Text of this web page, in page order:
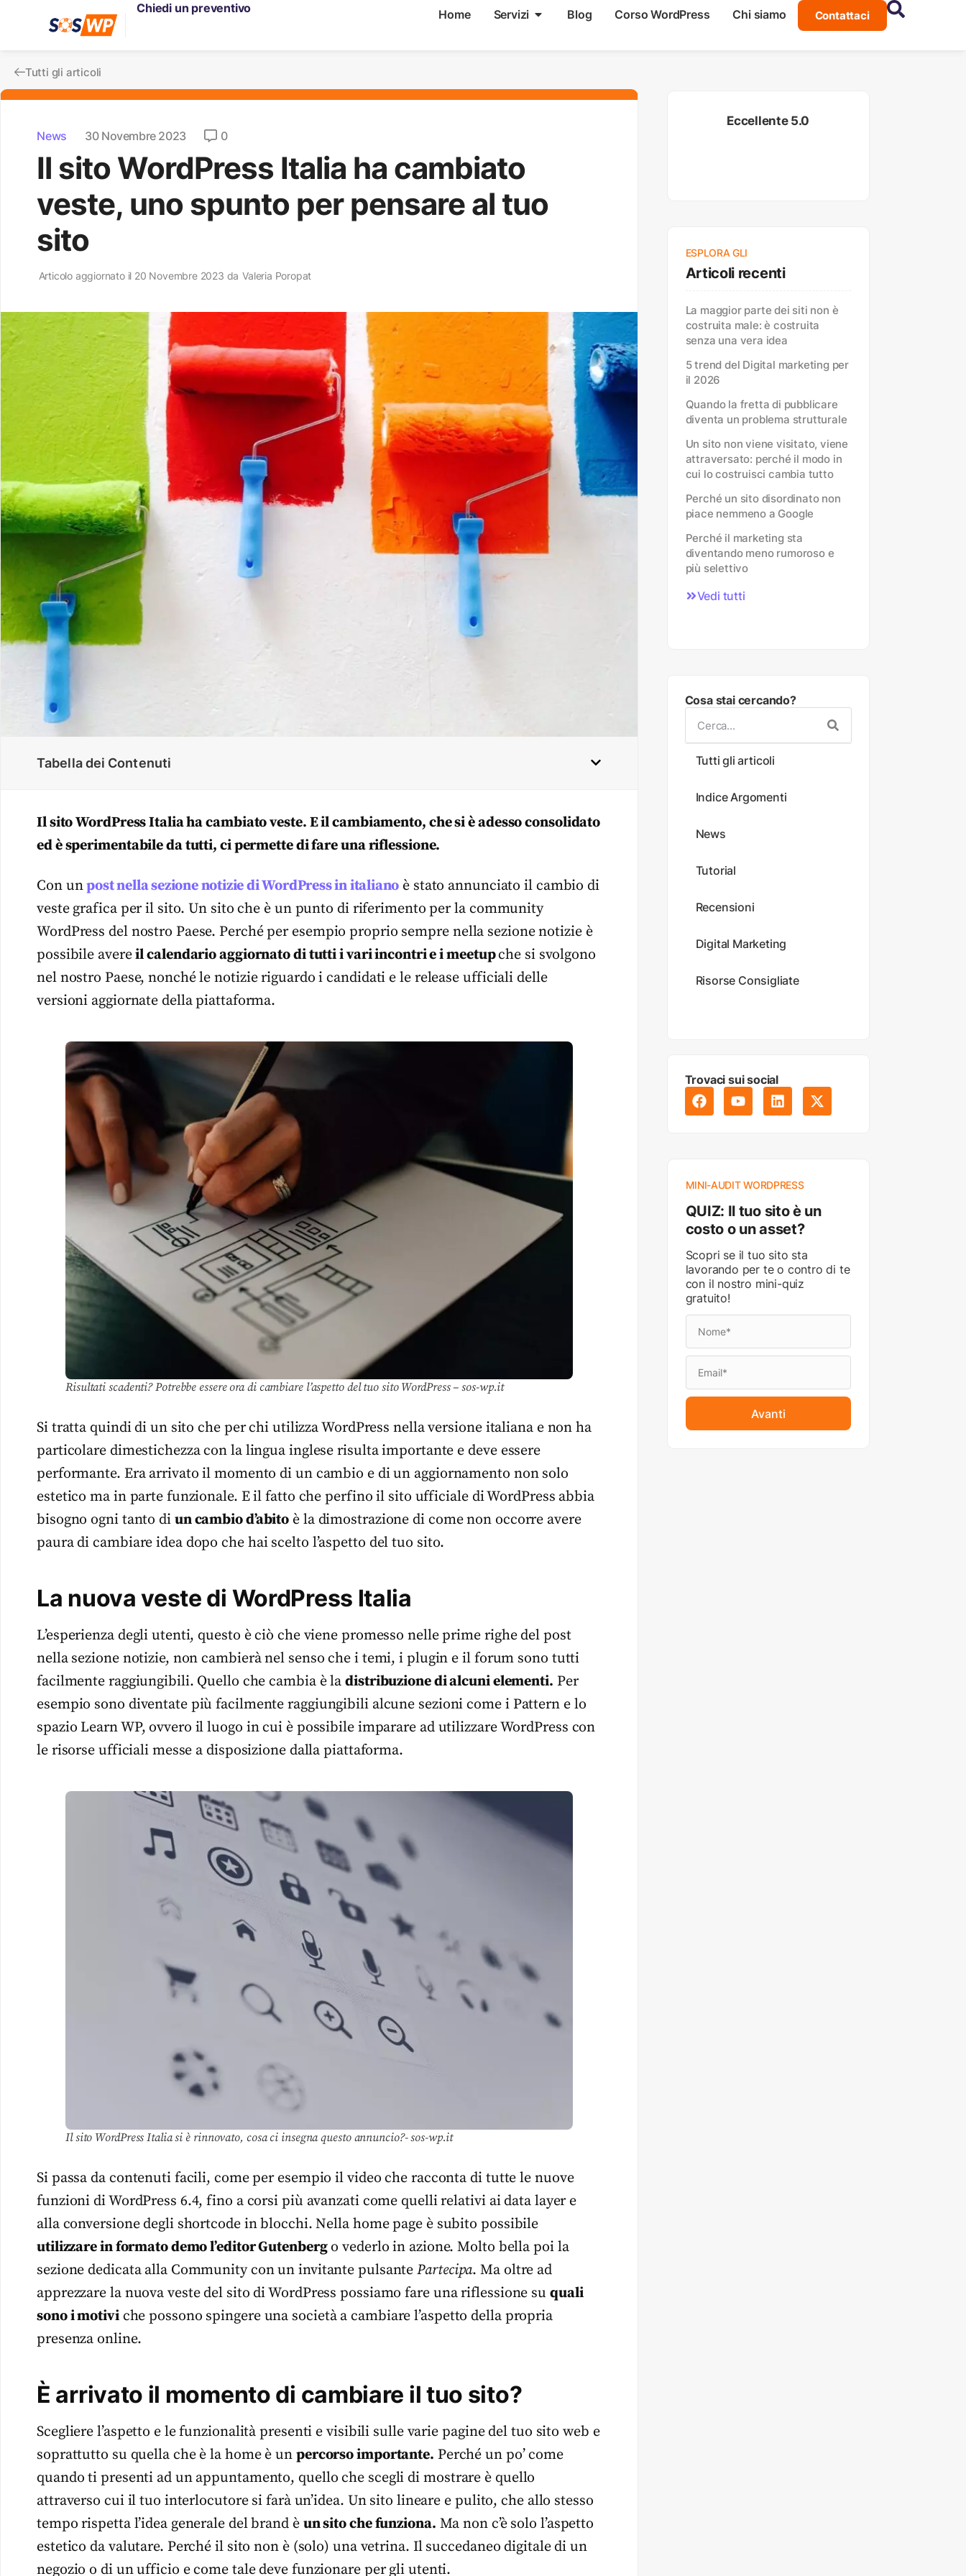
Home Servizi Blog Corso WordPress Chi siamo Contattaci
Chiedi un preventivo
Tutti gli articoli
News 30 Novembre 2023 0
Il sito WordPress Italia ha cambiato
veste, uno spunto per pensare al tuo
sito
Articolo aggiornato il 20 Novembre 2023 da Valeria Poropat
Tabella dei Contenuti
Il sito WordPress Italia ha cambiato veste. E il cambiamento, che si è adesso consolidato
ed è sperimentabile da tutti, ci permette di fare una riflessione.
Con unpost nella sezione notizie di WordPress in italiano è stato annunciato il cambio di
veste grafica per il sito. Un sito che è un punto di riferimento per la community
WordPress del nostro Paese. Perché per esempio proprio sempre nella sezione notizie è
possibile avereil calendario aggiornato di tutti i vari incontri e i meetupche si svolgono
nel nostro Paese, nonché le notizie riguardo i candidati e le release ufficiali delle
versioni aggiornate della piattaforma.
Risultati scadenti? Potrebbe essere ora di cambiare l’aspetto del tuo sito WordPress – sos-wp.it
Si tratta quindi di un sito che per chi utilizza WordPress nella versione italiana e non ha
particolare dimestichezza con la lingua inglese risulta importante e deve essere
performante. Era arrivato il momento di un cambio e di un aggiornamento non solo
estetico ma in parte funzionale. E il fatto che perfino il sito ufficiale di WordPress abbia
bisogno ogni tanto di un cambio d’abito è la dimostrazione di come non occorre avere
paura di cambiare idea dopo che hai scelto l’aspetto del tuo sito.
La nuova veste di WordPress Italia
L’esperienza degli utenti, questo è ciò che viene promesso nelle prime righe del post
nella sezione notizie, non cambierà nel senso che i temi, i plugin e il forum sono tutti
facilmente raggiungibili. Quello che cambia è ladistribuzione di alcuni elementi. Per
esempio sono diventate più facilmente raggiungibili alcune sezioni come i Pattern e lo
spazio Learn WP, ovvero il luogo in cui è possibile imparare ad utilizzare WordPress con
le risorse ufficiali messe a disposizione dalla piattaforma.
Il sito WordPress Italia si è rinnovato, cosa ci insegna questo annuncio?- sos-wp.it
Si passa da contenuti facili, come per esempio il video che racconta di tutte le nuove
funzioni di WordPress 6.4, fino a corsi più avanzati come quelli relativi ai data layer e
alla conversione degli shortcode in blocchi. Nella home page è subito possibile
utilizzare in formato demo l’editor Gutenbergo vederlo in azione. Molto bella poi la
sezione dedicata alla Community con un invitante pulsantePartecipa. Ma oltre ad
apprezzare la nuova veste del sito di WordPress possiamo fare una riflessione su quali
sono i motiviche possono spingere una società a cambiare l’aspetto della propria
presenza online.
È arrivato il momento di cambiare il tuo sito?
Scegliere l’aspetto e le funzionalità presenti e visibili sulle varie pagine del tuo sito web e
soprattutto su quella che è la home è un percorso importante. Perché un po’ come
quando ti presenti ad un appuntamento, quello che scegli di mostrare è quello
attraverso cui il tuo interlocutore si farà un’idea. Un sito lineare e pulito, che allo stesso
tempo rispetta l’idea generale del brand è un sito che funziona. Ma non c’è solo l’aspetto
estetico da valutare. Perché il sito non è (solo) una vetrina. Il succedaneo digitale di un
negozio o di un ufficio e come tale deve funzionare per gli utenti.
Eccellente 5.0
ESPLORA GLI
Articoli recenti
La maggior parte dei siti non è
costruita male: è costruita
senza una vera idea
5 trend del Digital marketing per
il 2026
Quando la fretta di pubblicare
diventa un problema strutturale
Un sito non viene visitato, viene
attraversato: perché il modo in
cui lo costruisci cambia tutto
Perché un sito disordinato non
piace nemmeno a Google
Perché il marketing sta
diventando meno rumoroso e
più selettivo
Vedi tutti
Cosa stai cercando?
Tutti gli articoli
Indice Argomenti
News
Tutorial
Recensioni
Digital Marketing
Risorse Consigliate
Trovaci sui social
MINI-AUDIT WORDPRESS
QUIZ: Il tuo sito è un
costo o un asset?
Scopri se il tuo sito sta
lavorando per te o contro di te
con il nostro mini-quiz
gratuito!
Avanti